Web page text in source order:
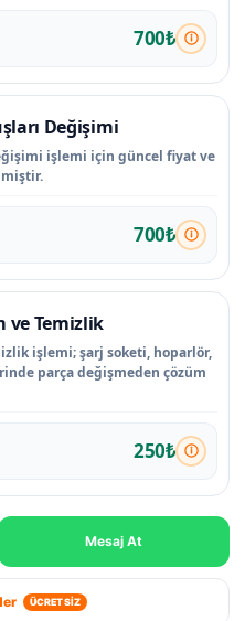
700₺
Değişimi
işlemi için güncel fiyat ve
700₺
ve Temizlik
işlemi; şarj soketi, hoparlör,
parça değişmeden çözüm
250₺
Mesaj At
ÜCRETSİZ